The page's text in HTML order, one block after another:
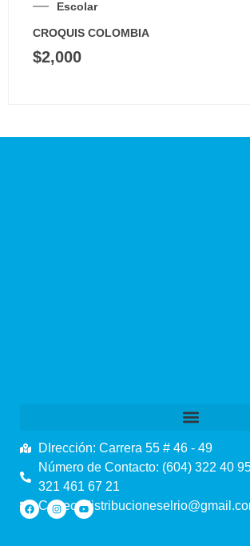
Escolar
CROQUIS COLOMBIA
$2,000
DIrección: Carrera 55 # 46 - 49
Número de Contacto: (604) 322 40
321 461 67 21
Correo: